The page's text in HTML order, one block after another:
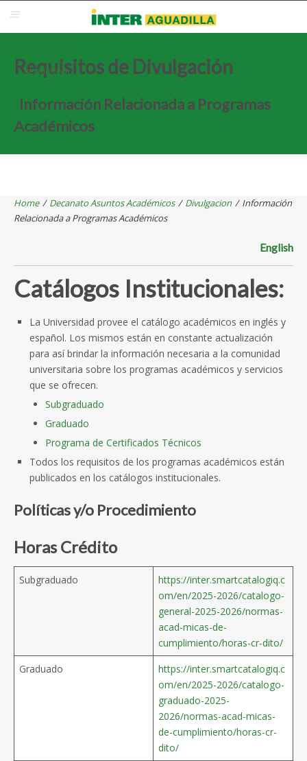
Correo Electrónico
Re-admisión
Requisitos de Divulgación
Información Relacionada a Programas
Académicos
Home / Decanato Asuntos Académicos / Divulgacion / Información
Relacionada a Programas Académicos
English
Catálogos Institucionales:
La Universidad provee el catálogo académicos en inglés y
español. Los mismos están en constante actualización
para así brindar la información necesaria a la comunidad
universitaria sobre los programas académicos y servicios
que se ofrecen.
Subgraduado
Graduado
Programa de Certificados Técnicos
Todos los requisitos de los programas académicos están
publicados en los catálogos institucionales.
Políticas y/o Procedimiento
Horas Crédito
Subgraduado
https://inter.smartcatalogiq.c
om/en/2025-2026/catalogo-
general-2025-2026/normas-
acad-micas-de-
cumplimiento/horas-cr-dito/
Graduado
https://inter.smartcatalogiq.c
om/en/2025-2026/catalogo-
graduado-2025-
2026/normas-acad-micas-
de-cumplimiento/horas-cr-
dito/